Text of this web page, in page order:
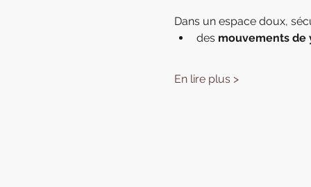
Dans un espace doux,
des mouvements de
En lire plus >